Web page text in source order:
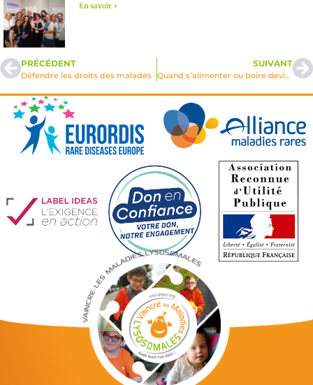
En savoir +
PRÉCÉDENT
Défendre les droits des malades
SUIVANT
Quand s’alimenter ou boire devient difficile … un livret VML